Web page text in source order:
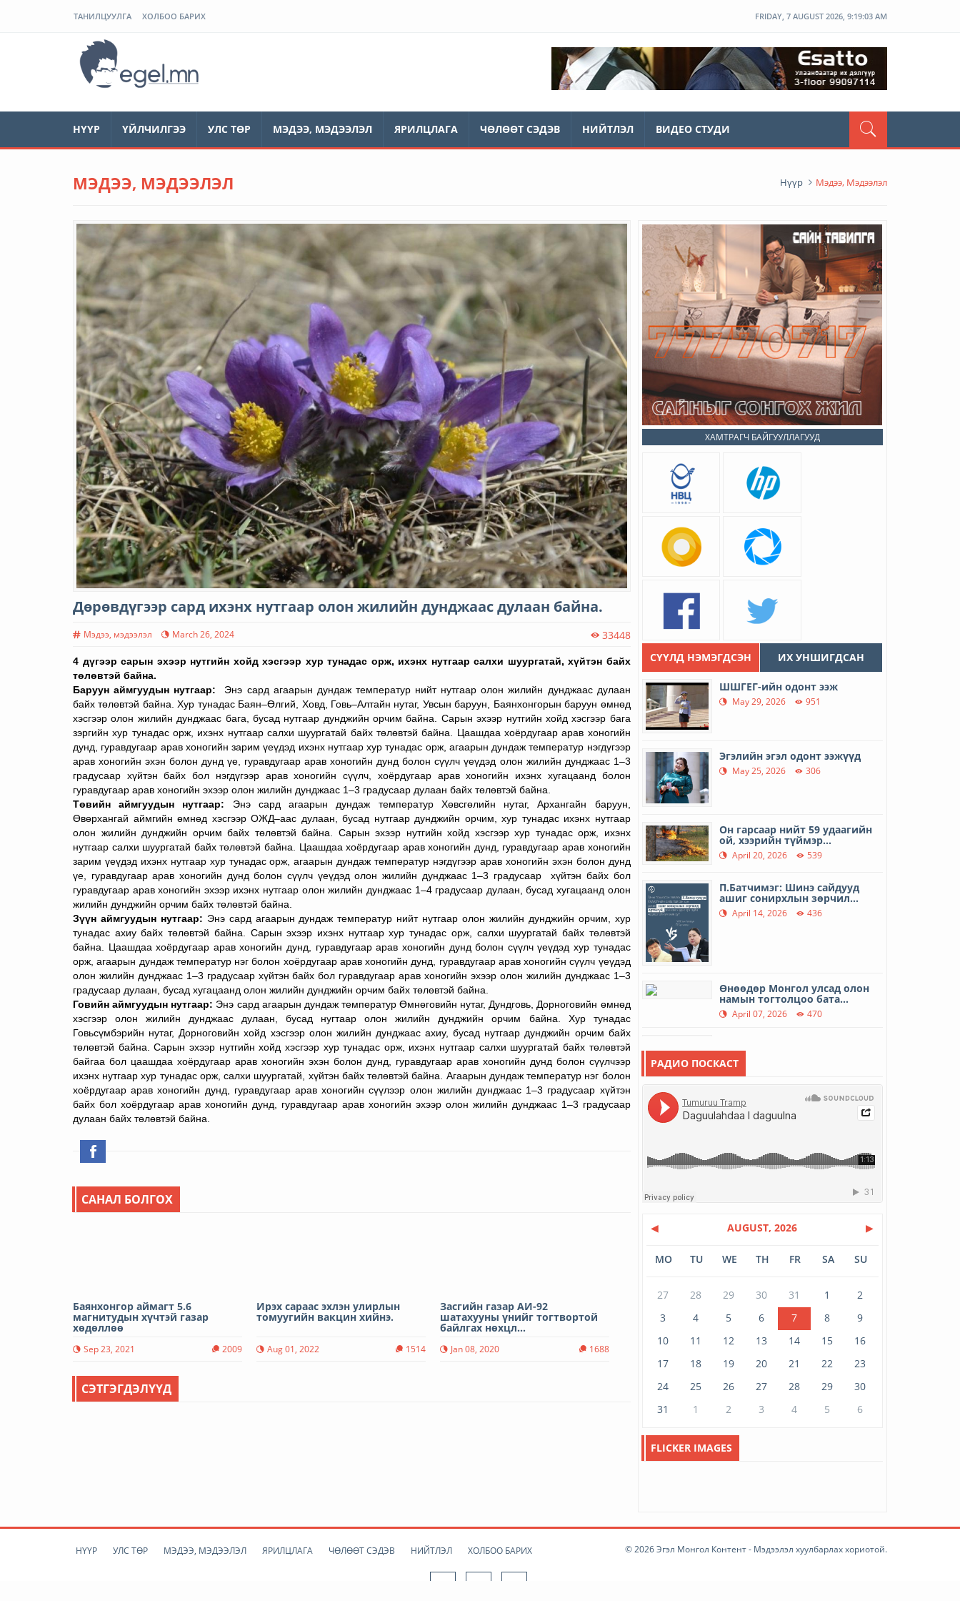
ТАНИЛЦУУЛГА ХОЛБОО БАРИХ FRIDAY, 7 AUGUST 2026, 9:19:04 AM
НҮҮР ҮЙЛЧИЛГЭЭ УЛС ТӨР МЭДЭЭ, МЭДЭЭЛЭЛ ЯРИЛЦЛАГА ЧӨЛӨӨТ СЭДЭВ НИЙТЛЭЛ ВИДЕО СТУДИ
МЭДЭЭ, МЭДЭЭЛЭЛ Нүүр Мэдээ, Мэдээлэл
Дөрөвдүгээр сард ихэнх нутгаар олон жилийн дунджаас дулаан байна.
Мэдээ, мэдээлэл March 26, 2024 33448
4 дүгээр сарын эхээр нутгийн хойд хэсгээр хур тунадас орж, ихэнх нутгаар салхи шуургатай, хүйтэн байх
төлөвтэй байна.
Баруун аймгуудын нутгаар:
Энэ сард агаарын дундаж температур нийт нутгаар олон жилийн дунджаас дулаан
байх төлөвтэй байна. Хур тунадас Баян–Өлгий, Ховд, Говь–Алтайн нутаг, Увсын баруун, Баянхонгорын баруун өмнөд
хэсгээр олон жилийн дунджаас бага, бусад нутгаар дунджийн орчим байна. Сарын эхээр нутгийн хойд хэсгээр бага
зэргийн хур тунадас орж, ихэнх нутгаар салхи шуургатай байх төлөвтэй байна. Цаашдаа хоёрдугаар арав хоногийн
дунд, гуравдугаар арав хоногийн зарим үеүдэд ихэнх нутгаар хур тунадас орж, агаарын дундаж температур нэгдүгээр
арав хоногийн эхэн болон дунд үе, гуравдугаар арав хоногийн дунд болон сүүлч үеүдэд олон жилийн дунджаас 1–3
градусаар хүйтэн байх бол нэгдүгээр арав хоногийн сүүлч, хоёрдугаар арав хоногийн ихэнх хугацаанд болон
гуравдугаар арав хоногийн эхээр олон жилийн дунджаас 1–3 градусаар дулаан байх төлөвтэй байна.
Төвийн аймгуудын нутгаар: Энэ сард агаарын дундаж температур Хөвсгөлийн нутаг, Архангайн баруун,
Өвөрхангай аймгийн өмнөд хэсгээр ОЖД–аас дулаан, бусад нутгаар дунджийн орчим, хур тунадас ихэнх нутгаар
олон жилийн дунджийн орчим байх төлөвтэй байна. Сарын эхээр нутгийн хойд хэсгээр хур тунадас орж, ихэнх
нутгаар салхи шуургатай байх төлөвтэй байна. Цаашдаа хоёрдугаар арав хоногийн дунд, гуравдугаар арав хоногийн
зарим үеүдэд ихэнх нутгаар хур тунадас орж, агаарын дундаж температур нэгдүгээр арав хоногийн эхэн болон дунд
үе, гуравдугаар арав хоногийн дунд болон сүүлч үеүдэд олон жилийн дунджаас 1–3 градусаар хүйтэн байх бол
гуравдугаар арав хоногийн эхээр ихэнх нутгаар олон жилийн дунджаас 1–4 градусаар дулаан, бусад хугацаанд олон
жилийн дунджийн орчим байх төлөвтэй байна.
Зүүн аймгуудын нутгаар: Энэ сард агаарын дундаж температур нийт нутгаар олон жилийн дунджийн орчим, хур
тунадас ахиу байх төлөвтэй байна. Сарын эхээр ихэнх нутгаар хур тунадас орж, салхи шуургатай байх төлөвтэй
байна. Цаашдаа хоёрдугаар арав хоногийн дунд, гуравдугаар арав хоногийн дунд болон сүүлч үеүдэд хур тунадас
орж, агаарын дундаж температур нэг болон хоёрдугаар арав хоногийн дунд, гуравдугаар арав хоногийн сүүлч үеүдэд
олон жилийн дунджаас 1–3 градусаар хүйтэн байх бол гуравдугаар арав хоногийн эхээр олон жилийн дунджаас 1–3
градусаар дулаан, бусад хугацаанд олон жилийн дунджийн орчим байх төлөвтэй байна.
Говийн аймгуудын нутгаар: Энэ сард агаарын дундаж температур Өмнөговийн нутаг, Дундговь, Дорноговийн өмнөд
хэсгээр олон жилийн дунджаас дулаан, бусад нугтаар олон жилийн дунджийн орчим байна. Хур тунадас
Говьсүмбэрийн нутаг, Дорноговийн хойд хэсгээр олон жилийн дунджаас ахиу, бусад нутгаар дунджийн орчим байх
төлөвтэй байна.Сарын эхээр нутгийн хойд хэсгээр хур тунадас орж, ихэнх нутгаар салхи шуургатай байх төлөвтэй
байгаа бол цаашдаа хоёрдугаар арав хоногийн эхэн болон дунд, гуравдугаар арав хоногийн дунд болон сүүлчээр
ихэнх нутгаар хур тунадас орж, салхи шуургатай, хүйтэн байх төлөвтэй байна. Агаарын дундаж температур нэг болон
хоёрдугаар арав хоногийн дунд, гуравдугаар арав хоногийн сүүлээр олон жилийн дунджаас 1–3 градусаар хүйтэн
байх бол хоёрдугаар арав хоногийн дунд, гуравдугаар арав хоногийн эхээр олон жилийн дунджаас 1–3 градусаар
дулаан байх төлөвтэй байна.
САНАЛ БОЛГОХ
Баянхонгор аймагт 5.6
магнитудын хүчтэй газар
хөдөллөө
Sep 23, 2021 2009
Ирэх сараас эхлэн улирлын
томуугийн вакцин хийнэ.
Aug 01, 2022 1514
Засгийн газар АИ-92
шатахууны үнийг тогтвортой
байлгах нөхцл...
Jan 08, 2020 1688
СЭТГЭГДЭЛҮҮД
ХАМТРАГЧ БАЙГУУЛЛАГУУД
СҮҮЛД НЭМЭГДСЭН ИХ УНШИГДСАН
ШШГЕГ-ийн одонт ээж
May 29, 2026 951
Эгэлийн эгэл одонт ээжүүд
May 25, 2026 306
Он гарсаар нийт 59 удаагийн
ой, хээрийн түймэр...
April 20, 2026 539
П.Батчимэг: Шинэ сайдууд
ашиг сонирхлын зөрчил...
April 14, 2026 436
Өнөөдөр Монгол улсад олон
намын тогтолцоо бата...
April 07, 2026 470
April 07, 2026
МУГЖ Б.Туяа: Инээд бол аз
жаргал
April 01, 2026
Гэр хорооллын айл өрхийн
шөнийн цахилгааны тар...
March 16, 2026
МУАЖ Д.Цэрэндарьзав: Гэртээ
March 06, 2026 2728
Улаанбаатар хотын
амьжиргааны доод төвшин
March 05, 2026 1117
гал морин жилийн ан...
“Ардчиллын гэрэгэ”-г
гардууллаа.
И МАРТ худалдааны төв
РАДИО ПОСКАСТ
◀ AUGUST, 2026 ▶
MO TU WE TH FR SA SU
27 28 29 30 31 1
2
3
4 5 6 7 8
9
10
11 12 13 14 15
16
17
18 19 20 21 22
23
24
25 26 27 28 29
30
31
1 2 3 4 5 6
FLICKER IMAGES
НҮҮР УЛС ТӨР МЭДЭЭ, МЭДЭЭЛЭЛ ЯРИЛЦЛАГА ЧӨЛӨӨТ СЭДЭВ НИЙТЛЭЛ ХОЛБОО БАРИХ © 2026 Эгэл Монгол Контент - Мэдээлэл хуулбарлах хориотой.